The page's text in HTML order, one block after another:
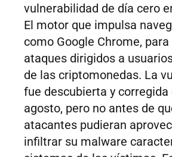
vulnerabilidad de día cero
El motor que impulsa
como Google Chrome,
ataques dirigidos a
de las criptomonedas. La
fue descubierta y corregida
agosto, pero no antes de
atacantes pudieran
infiltrar su malware